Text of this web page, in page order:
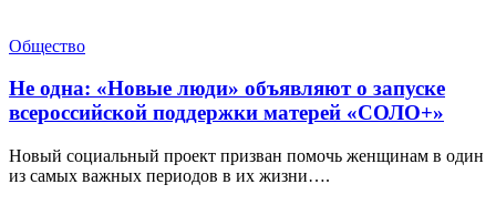
Общество
Не одна: «Новые люди» объявляют о запуске
всероссийской поддержки матерей «СОЛО+»
Новый социальный проект призван помочь женщинам в один
из самых важных периодов в их жизни….